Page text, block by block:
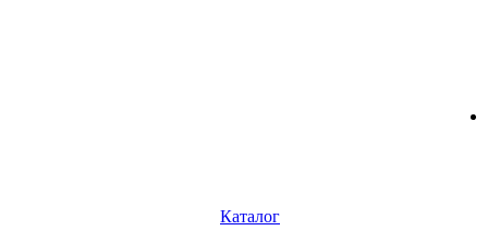
Каталог